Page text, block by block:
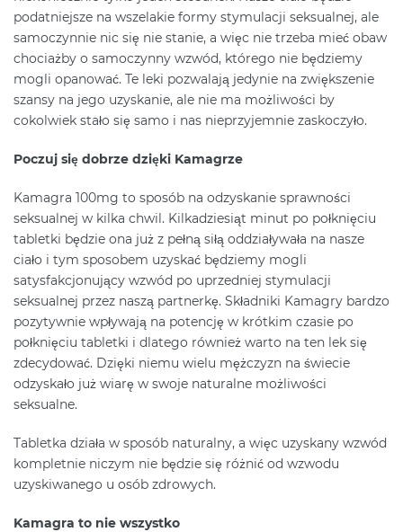
podatniejsze na wszelakie formy stymulacji seksualnej, ale
samoczynnie nic się nie stanie, a więc nie trzeba mieć obaw
chociażby o samoczynny wzwód, którego nie będziemy
mogli opanować. Te leki pozwalają jedynie na zwiększenie
szansy na jego uzyskanie, ale nie ma możliwości by
cokolwiek stało się samo i nas nieprzyjemnie zaskoczyło.
Poczuj się dobrze dzięki Kamagrze
Kamagra 100mg to sposób na odzyskanie sprawności
seksualnej w kilka chwil. Kilkadziesiąt minut po połknięciu
tabletki będzie ona już z pełną siłą oddziaływała na nasze
ciało i tym sposobem uzyskać będziemy mogli
satysfakcjonujący wzwód po uprzedniej stymulacji
seksualnej przez naszą partnerkę. Składniki Kamagry bardzo
pozytywnie wpływają na potencję w krótkim czasie po
połknięciu tabletki i dlatego również warto na ten lek się
zdecydować. Dzięki niemu wielu mężczyzn na świecie
odzyskało już wiarę w swoje naturalne możliwości
seksualne.
Tabletka działa w sposób naturalny, a więc uzyskany wzwód
kompletnie niczym nie będzie się różnić od wzwodu
uzyskiwanego u osób zdrowych.
Kamagra to nie wszystko